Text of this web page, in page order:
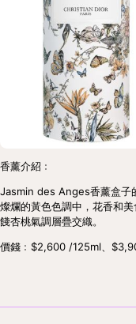
香薰介紹﹕
Jasmin des Anges香薰盒子
燦爛的黃色色調中，花香和
餞杏桃氣調層疊交織。
價錢﹕$2,600 /125ml、